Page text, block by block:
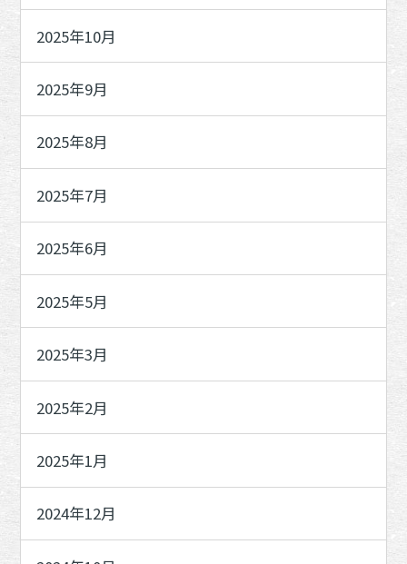
2025年10月
2025年9月
2025年8月
2025年7月
2025年6月
2025年5月
2025年3月
2025年2月
2025年1月
2024年12月